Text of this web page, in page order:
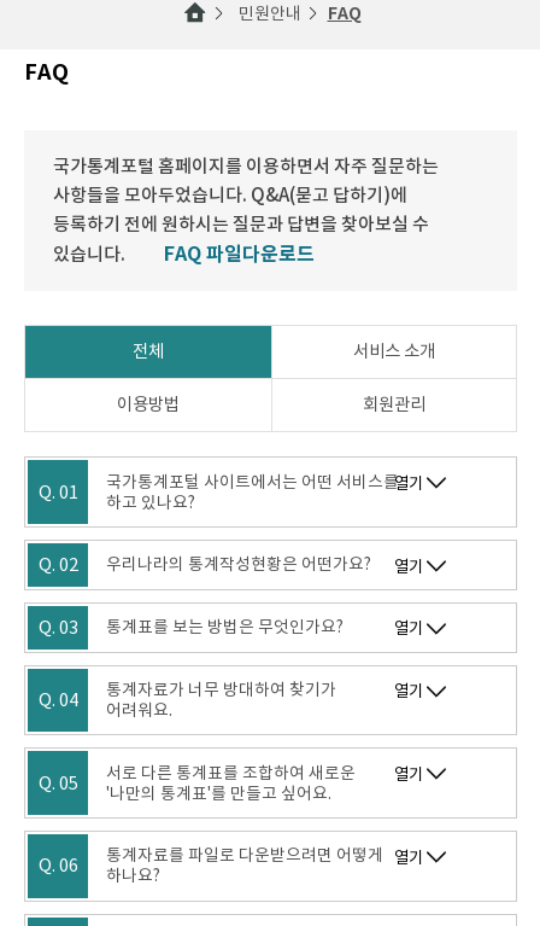
민원안내 FAQ
FAQ
국가통계포털 홈페이지를 이용하면서 자주 질문하는
사항들을 모아두었습니다. Q&A(묻고 답하기)에
등록하기 전에 원하시는 질문과 답변을 찾아보실 수
있습니다.
FAQ 파일다운로드
전체 서비스 소개
이용방법 회원관리
Q. 01
국가통계포털 사이트에서는 어떤 서비스를
하고 있나요?
열기
Q. 02 우리나라의 통계작성현황은 어떤가요? 열기
Q. 03 통계표를 보는 방법은 무엇인가요? 열기
Q. 04
통계자료가 너무 방대하여 찾기가
어려워요.
열기
Q. 05
서로 다른 통계표를 조합하여 새로운
'나만의 통계표'를 만들고 싶어요.
열기
Q. 06
통계자료를 파일로 다운받으려면 어떻게
하나요?
열기